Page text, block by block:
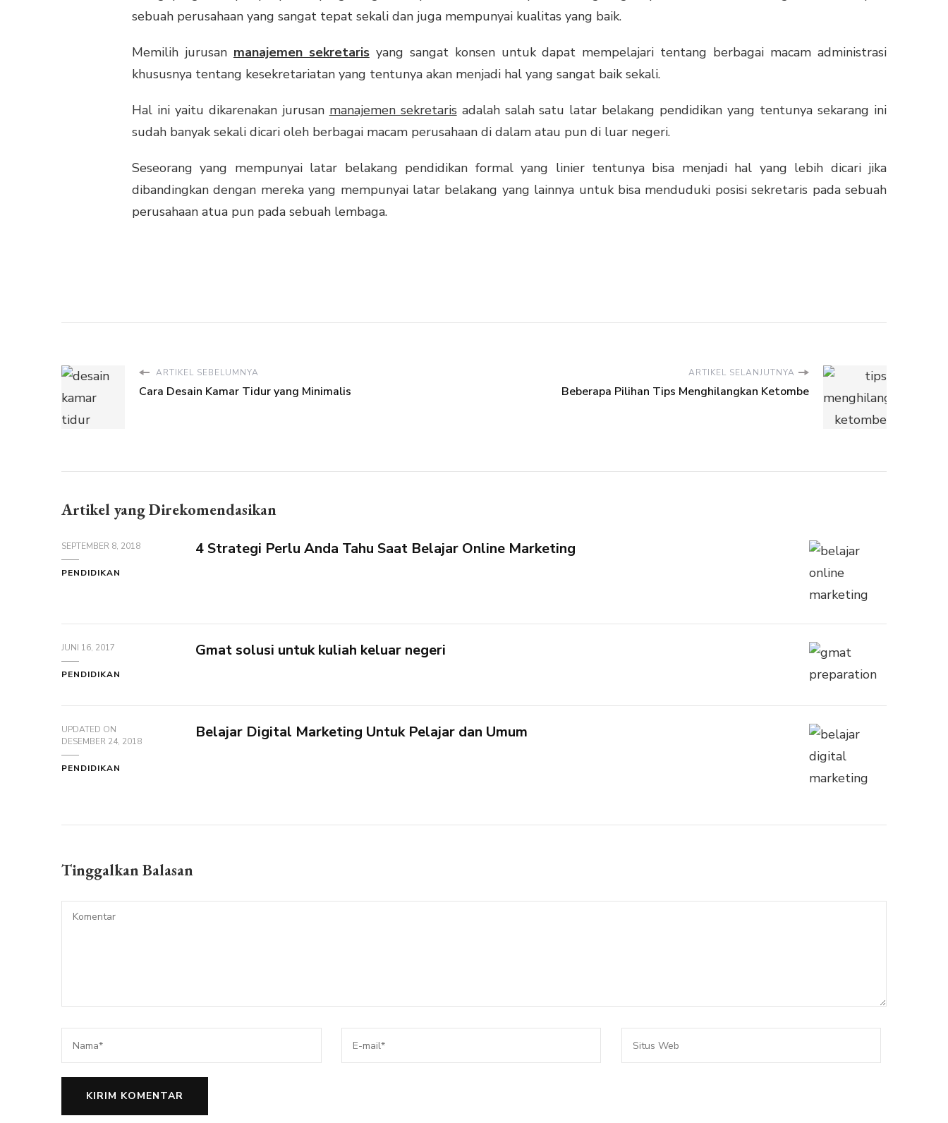
sebuah perusahaan yang sangat tepat sekali dan juga mempunyai kualitas yang baik.
Memilih jurusan manajemen sekretaris yang sangat konsen untuk dapat mempelajari tentang berbagai macam administrasi
khususnya tentang kesekretariatan yang tentunya akan menjadi hal yang sangat baik sekali.
Hal ini yaitu dikarenakan jurusan manajemen sekretaris adalah salah satu latar belakang pendidikan yang tentunya sekarang ini
sudah banyak sekali dicari oleh berbagai macam perusahaan di dalam atau pun di luar negeri.
Seseorang yang mempunyai latar belakang pendidikan formal yang linier tentunya bisa menjadi hal yang lebih dicari jika
dibandingkan dengan mereka yang mempunyai latar belakang yang lainnya untuk bisa menduduki posisi sekretaris pada sebuah
perusahaan atua pun pada sebuah lembaga.
ARTIKEL SEBELUMNYA
Cara Desain Kamar Tidur yang Minimalis
ARTIKEL SELANJUTNYA
Beberapa Pilihan Tips Menghilangkan Ketombe
Artikel yang Direkomendasikan
SEPTEMBER 8, 2018
PENDIDIKAN
4 Strategi Perlu Anda Tahu Saat Belajar Online Marketing
JUNI 16, 2017
PENDIDIKAN
Gmat solusi untuk kuliah keluar negeri
UPDATED ON
DESEMBER 24, 2018
PENDIDIKAN
Belajar Digital Marketing Untuk Pelajar dan Umum
Tinggalkan Balasan